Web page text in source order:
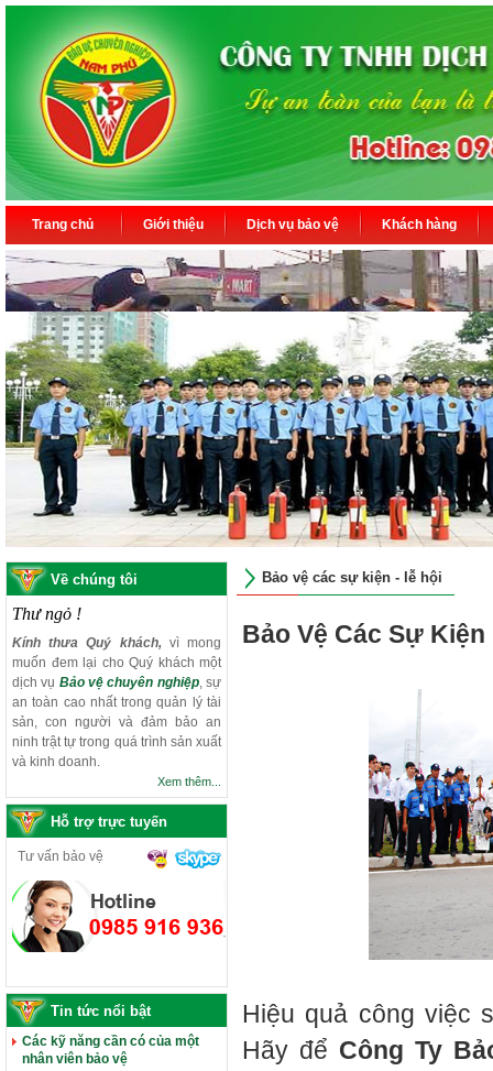
Trang chủ Giới thiệu Dịch vụ bảo vệ Khách hàng
Về chúng tôi
Thư ngỏ !
Kính thưa Quý khách,vì mong
muốn đem lại cho Quý khách một
dịch vụ Bảo vệ chuyên nghiệp, sự
an toàn cao nhất trong quản lý tài
sản, con người và đảm bảo an
ninh trật tự trong quá trình sản xuất
và kinh doanh.
Xem thêm...
Hỗ trợ trực tuyến
Tư vấn bảo vệ
Tin tức nổi bật
Các kỹ năng cần có của một
nhân viên bảo vệ
Bảo vệ các sự kiện - lễ hội
Bảo Vệ Các Sự
Hiệu quả công việc
Hãy để Công Ty